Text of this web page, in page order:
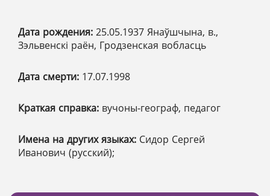
Дата рождения: 25.05.1937 Янаўшчына, в.,
Зэльвенскі раён, Гродзенская вобласць
Дата смерти: 17.07.1998
Краткая справка: вучоны-географ, педагог
Имена на других языках: Сидор Сергей
Иванович (русский);